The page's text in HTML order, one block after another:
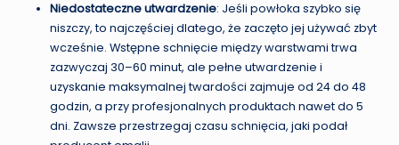
Niedostateczne utwardzenie: Jeśli powłoka szybko się
niszczy, to najczęściej dlatego, że zaczęto jej używać zbyt
wcześnie. Wstępne schnięcie między warstwami trwa
zazwyczaj 30–60 minut, ale pełne utwardzenie i
uzyskanie maksymalnej twardości zajmuje od 24 do 48
godzin, a przy profesjonalnych produktach nawet do 5
dni. Zawsze przestrzegaj czasu schnięcia, jaki podał